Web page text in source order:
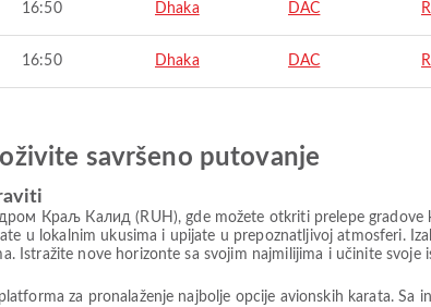
16:50 Dhaka DAC
16:50 Dhaka DAC
savršeno putovanje
Краљ Калид (RUH), gde možete otkriti prelepe gradove
u lokalnim ukusima i upijate u prepoznatljivoj atmosferi.
Istražite nove horizonte sa svojim najmilijima i učinite svoje
za pronalaženje najbolje opcije avionskih karata. Sa